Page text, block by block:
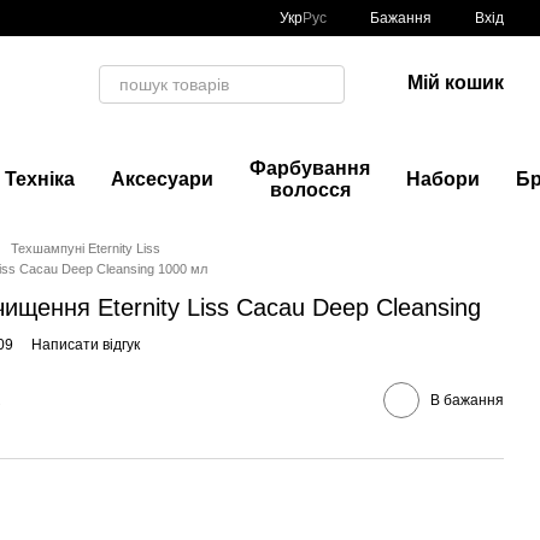
УкрРус Бажання Вхід
Мій кошик
Техніка Аксесуари
Фарбування
волосся
Набори
Техшампуні Eternity Liss
Cacau Deep Cleansing 1000 мл
Eternity Liss Cacau Deep Cleansing
Написати відгук
В бажання